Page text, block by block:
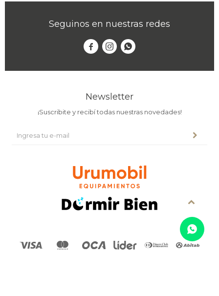
Seguinos en nuestras redes
  
Newsletter
¡Suscribite y recibí todas nuestras novedades!